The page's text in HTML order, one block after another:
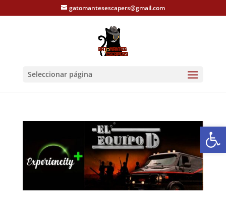
gatomantesescapers@gmail.com
Seleccionar página